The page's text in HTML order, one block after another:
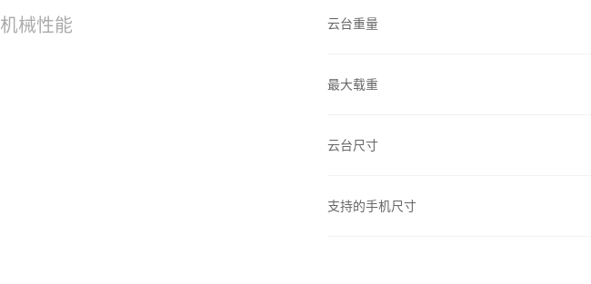
机械性能 云台重量
最大载重
云台尺寸
支持的手机尺寸